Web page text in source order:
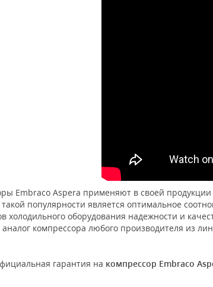
Embraco Aspera применяют в своей
популярности является оптимальное
холодильного оборудования надежности и
аналог компрессора любого производителя из
гарантия на компрессор Embraco